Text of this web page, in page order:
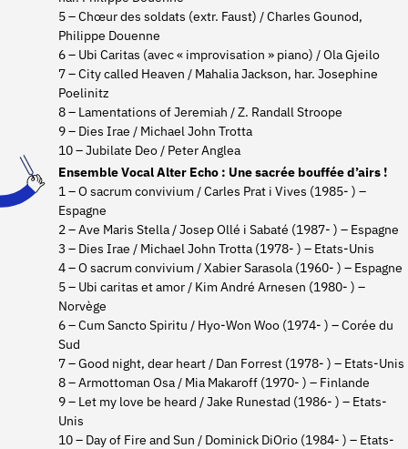
5 – Chœur des soldats (extr. Faust) / Charles Gounod,
Philippe Douenne
6 – Ubi Caritas (avec « improvisation » piano) / Ola Gjeilo
7 – City called Heaven / Mahalia Jackson, har. Josephine
Poelinitz
8 – Lamentations of Jeremiah / Z. Randall Stroope
9 – Dies Irae / Michael John Trotta
10 – Jubilate Deo / Peter Anglea
Ensemble Vocal Alter Echo : Une sacrée bouffée d’airs !
1 – O sacrum convivium / Carles Prat i Vives (1985- ) –
Espagne
2 – Ave Maris Stella / Josep Ollé i Sabaté (1987- ) – Espagne
3 – Dies Irae / Michael John Trotta (1978- ) – Etats-Unis
4 – O sacrum convivium / Xabier Sarasola (1960- ) – Espagne
5 – Ubi caritas et amor / Kim André Arnesen (1980- ) –
Norvège
6 – Cum Sancto Spiritu / Hyo-Won Woo (1974- ) – Corée du
Sud
7 – Good night, dear heart / Dan Forrest (1978- ) – Etats-Unis
8 – Armottoman Osa / Mia Makaroff (1970- ) – Finlande
9 – Let my love be heard / Jake Runestad (1986- ) – Etats-
Unis
10 – Day of Fire and Sun / Dominick DiOrio (1984- ) – Etats-